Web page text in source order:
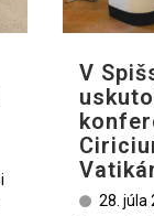
V
28. júla